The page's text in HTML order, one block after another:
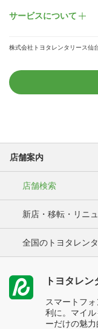
サービスについて
株式会社トヨタレンタリース仙
店舗案内
店舗検索
新店・移転・リニ
全国のトヨタレン
トヨタレ
スマートフ
利に。マイ
ーだけの魅力